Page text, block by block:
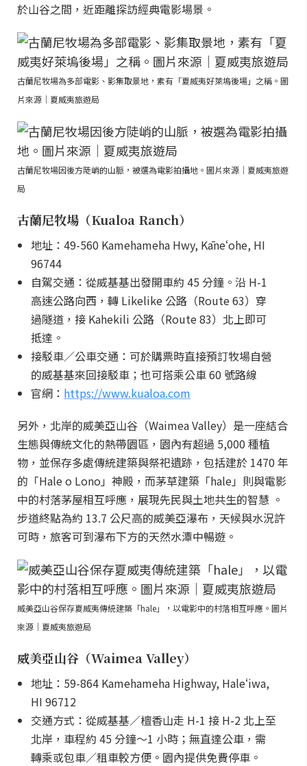
於山谷之間，近距離探訪經典電影場景。
古蘭尼牧場為多部電影、影集取景地，素有「夏威夷好萊塢後場」之稱。圖
片來源｜夏威夷旅遊局
古蘭尼牧場因後方陡峭的山脈，被選為電影拍攝地。圖片來源｜夏威夷旅遊
局
古蘭尼牧場（Kualoa Ranch）
地址：49-560 Kamehameha Hwy, Kāneʻohe, HI
96744
自駕交通：從威基基出發開車約 45 分鐘。沿 H-1
高速公路向西，轉 Likelike 公路（Route 63）穿
過隧道，接 Kahekili 公路（Route 83）北上即可
抵達。
接駁車／公車交通：可於購票時直接預訂牧場自營
的威基基來回接駁車；也可搭乘公車 60 號路線
官網： https://www.kualoa.com
另外，北岸的威美亞山谷（Waimea Valley）是一座結合
生態與傳統文化的熱帶園區，園內有超過 5,000 種植
物，並保存多處傳統建築與祭祀遺跡，包括建於 1470 年
的「Hale o Lono」神殿，而茅草建築「hale」則與電影
中的村落茅屋相互呼應，展現先民與土地共生的智慧 。
步道終點為約 13.7 公尺高的威美亞瀑布，天候與水況許
可時，旅客可到瀑布下方的天然水潭中暢遊。
威美亞山谷保存夏威夷傳統建築「hale」，以電影中的村落相互呼應。圖片
來源｜夏威夷旅遊局
威美亞山谷（Waimea Valley）
地址：59-864 Kamehameha Highway, Haleʻiwa,
HI 96712
交通方式：從威基基／檀香山走 H-1 接 H-2 北上至
北岸，車程約 45 分鐘～1 小時；無直達公車，需
轉乘或包車／租車較方便。園內提供免費停車。